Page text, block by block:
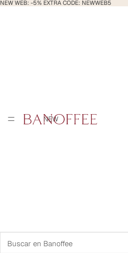
NEW WEB: -5% EXTRA CODE: NEWWEB5
NEW